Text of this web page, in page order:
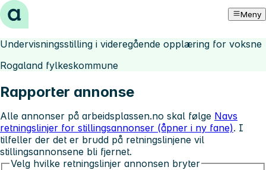
Hopp til innhold Meny
Undervisningsstilling i videregående opplæring for voksne
Rogaland fylkeskommune
Rapporter annonse
Alle annonser på arbeidsplassen.no skal følge Navs
retningslinjer for stillingsannonser (åpner i ny fane). I
tilfeller der det er brudd på retningslinjene vil
stillingsannonsene bli fjernet.
Velg hvilke retningslinjer annonsen bryter